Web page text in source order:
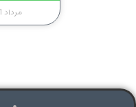
مرداد 1, 1405